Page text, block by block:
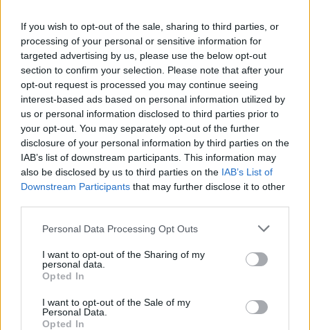
If you wish to opt-out of the sale, sharing to third parties, or
processing of your personal or sensitive information for
targeted advertising by us, please use the below opt-out
section to confirm your selection. Please note that after your
opt-out request is processed you may continue seeing
interest-based ads based on personal information utilized by
us or personal information disclosed to third parties prior to
your opt-out. You may separately opt-out of the further
disclosure of your personal information by third parties on the
IAB’s list of downstream participants. This information may
also be disclosed by us to third parties on the IAB’s List of
Downstream Participants that may further disclose it to other
Personal Data Processing Opt Outs
I want to opt-out of the Sharing of my
personal data.
Opted In
I want to opt-out of the Sale of my
Personal Data.
Opted In
Βέλγιο: Η αστυνομία διέλυσε διαδήλωση για τη
Γάζα
Παράλληλα, αστυνομικοί έκαναν χρήση
δακρυγόνων και αντλιών εκτόξευσης νερού υπό
πίεση χθες Τετάρτη για να διαλύσουν περίπου 300
ανθρώπους που διαδήλωναν σε ένδειξη διαμαρτυρίας
της Γάζας μπροστά στην πρεσβεία του Ισραήλ στις
Βρυξέλλες, διαπίστωσε δημοσιογράφος του
Γαλλικού Πρακτορείου.